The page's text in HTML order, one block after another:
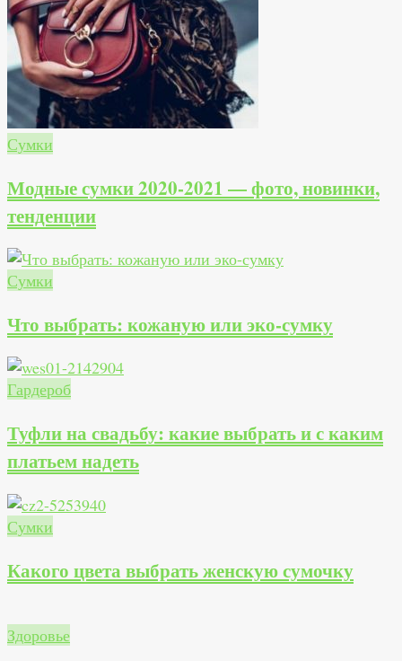
Сумки
Модные сумки 2020-2021 — фото, новинки,
тенденции
Сумки
Что выбрать: кожаную или эко-сумку
Гардероб
Туфли на свадьбу: какие выбрать и с каким
платьем надеть
Сумки
Какого цвета выбрать женскую сумочку
Здоровье